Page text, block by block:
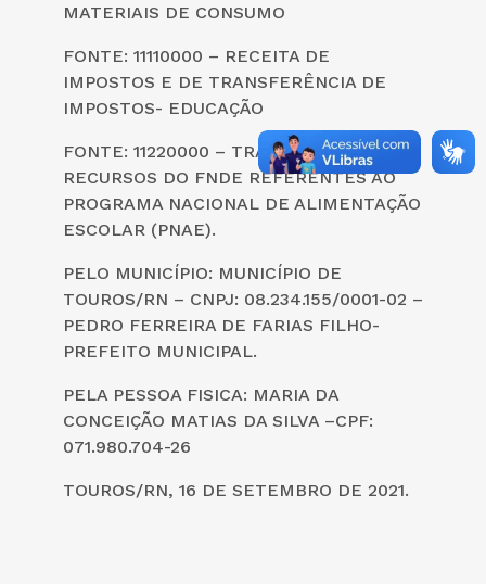
MATERIAIS DE CONSUMO
FONTE: 11110000 – RECEITA DE
IMPOSTOS E DE TRANSFERÊNCIA DE
IMPOSTOS- EDUCAÇÃO
FONTE: 11220000 – TRANSFERÊNCIAS DE
RECURSOS DO FNDE REFERENTES AO
PROGRAMA NACIONAL DE ALIMENTAÇÃO
ESCOLAR (PNAE).
PELO MUNICÍPIO: MUNICÍPIO DE
TOUROS/RN – CNPJ: 08.234.155/0001-02 –
PEDRO FERREIRA DE FARIAS FILHO-
PREFEITO MUNICIPAL.
PELA PESSOA FISICA: MARIA DA
CONCEIÇÃO MATIAS DA SILVA –CPF:
071.980.704-26
TOUROS/RN, 16 DE SETEMBRO DE 2021.